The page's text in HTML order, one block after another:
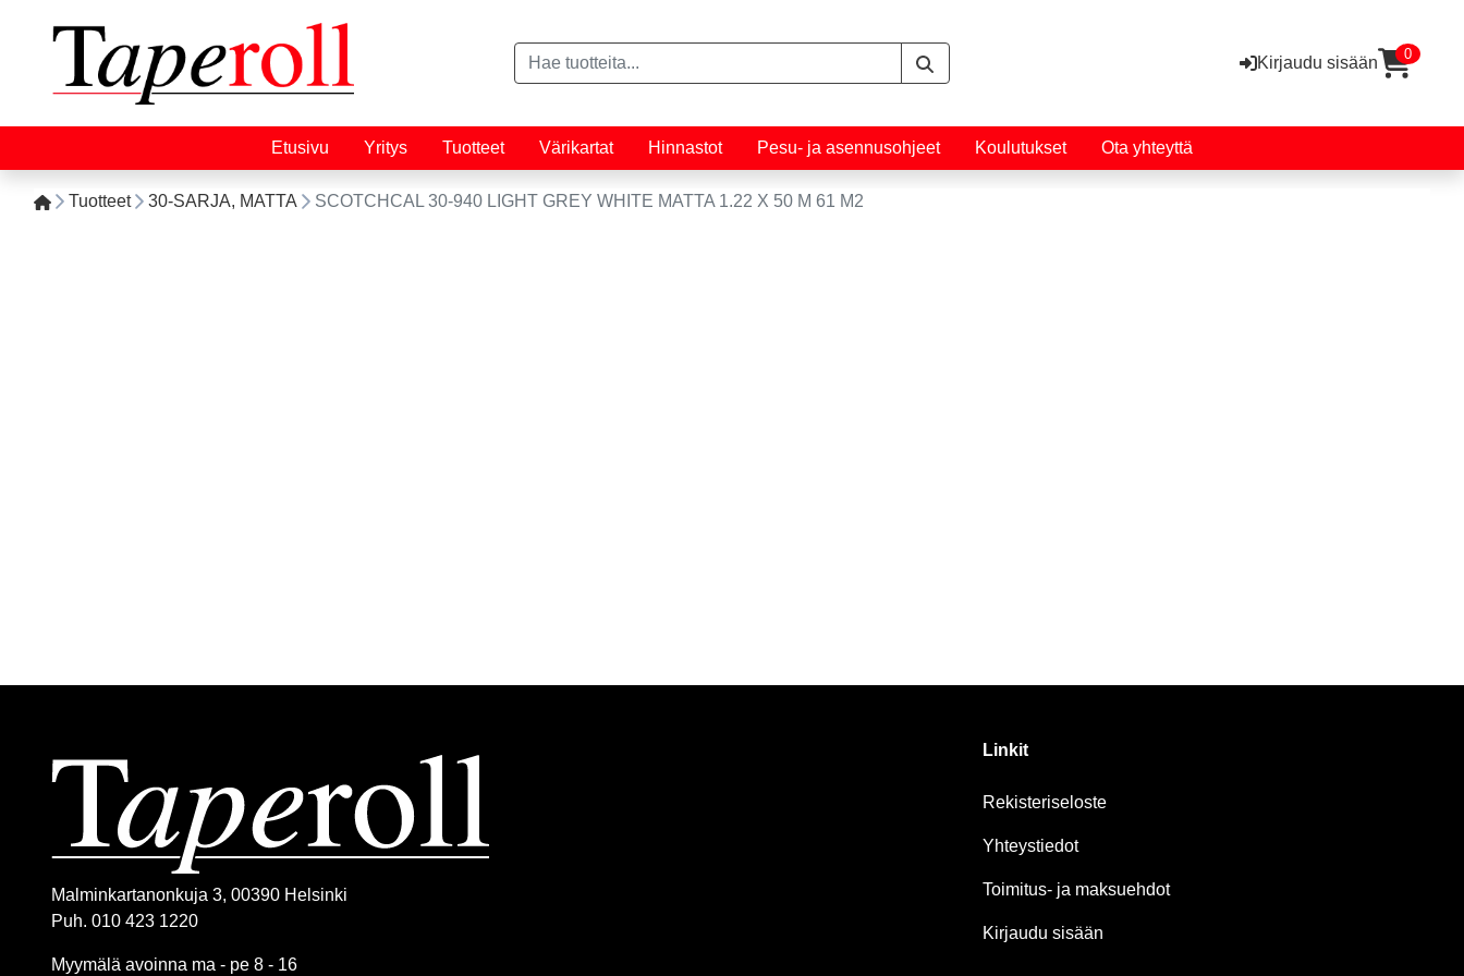
Kirjaudu sisään 0
Etusivu Yritys Tuotteet Värikartat Hinnastot Pesu- ja asennusohjeet Koulutukset Ota yhteyttä
Tuotteet 30-SARJA, MATTA SCOTCHCAL 30-940 LIGHT GREY WHITE MATTA 1.22 X 50 M 61 M2
Malminkartanonkuja 3, 00390 Helsinki
Puh. 010 423 1220
Myymälä avoinna ma - pe 8 - 16
Linkit
Rekisteriseloste
Yhteystiedot
Toimitus- ja maksuehdot
Kirjaudu sisään